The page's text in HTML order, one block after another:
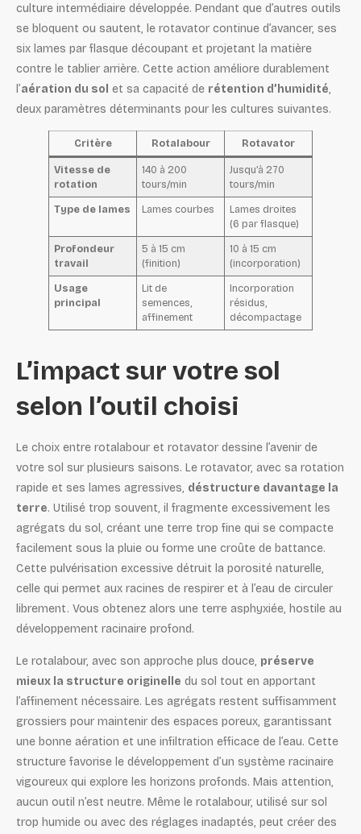
culture intermédiaire développée. Pendant que d’autres outils
se bloquent ou sautent, le rotavator continue d’avancer, ses
six lames par flasque découpant et projetant la matière
contre le tablier arrière. Cette action améliore durablement
l’aération du sol et sa capacité de rétention d’humidité,
deux paramètres déterminants pour les cultures suivantes.
Critère Rotalabour Rotavator
Vitesse de
rotation
140 à 200
tours/min
Jusqu’à 270
tours/min
Type de lames Lames courbes
Lames droites
(6 par flasque)
Profondeur
travail
5 à 15 cm
(finition)
10 à 15 cm
(incorporation)
Usage
principal
Lit de
semences,
affinement
Incorporation
résidus,
décompactage
L’impact sur votre sol
selon l’outil choisi
Le choix entre rotalabour et rotavator dessine l’avenir de
votre sol sur plusieurs saisons. Le rotavator, avec sa rotation
rapide et ses lames agressives, déstructure davantage la
terre. Utilisé trop souvent, il fragmente excessivement les
agrégats du sol, créant une terre trop fine qui se compacte
facilement sous la pluie ou forme une croûte de battance.
Cette pulvérisation excessive détruit la porosité naturelle,
celle qui permet aux racines de respirer et à l’eau de circuler
librement. Vous obtenez alors une terre asphyxiée, hostile au
développement racinaire profond.
Le rotalabour, avec son approche plus douce, préserve
mieux la structure originelle du sol tout en apportant
l’affinement nécessaire. Les agrégats restent suffisamment
grossiers pour maintenir des espaces poreux, garantissant
une bonne aération et une infiltration efficace de l’eau. Cette
structure favorise le développement d’un système racinaire
vigoureux qui explore les horizons profonds. Mais attention,
aucun outil n’est neutre. Même le rotalabour, utilisé sur sol
trop humide ou avec des réglages inadaptés, peut créer des